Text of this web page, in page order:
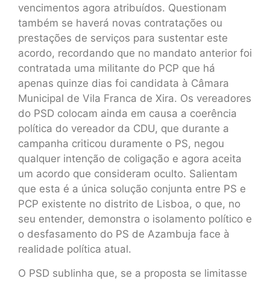
vencimentos agora atribuídos. Questionam
também se haverá novas contratações ou
prestações de serviços para sustentar este
acordo, recordando que no mandato anterior foi
contratada uma militante do PCP que há
apenas quinze dias foi candidata à Câmara
Municipal de Vila Franca de Xira. Os vereadores
do PSD colocam ainda em causa a coerência
política do vereador da CDU, que durante a
campanha criticou duramente o PS, negou
qualquer intenção de coligação e agora aceita
um acordo que consideram oculto. Salientam
que esta é a única solução conjunta entre PS e
PCP existente no distrito de Lisboa, o que, no
seu entender, demonstra o isolamento político e
o desfasamento do PS de Azambuja face à
realidade política atual.
O PSD sublinha que, se a proposta se limitasse